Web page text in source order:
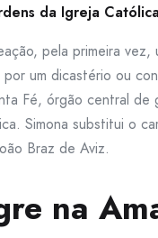
da Igreja
pela primeira vez,
por um dicastério ou
Fé, órgão central de
Simona substitui o
Braz de Aviz.
na